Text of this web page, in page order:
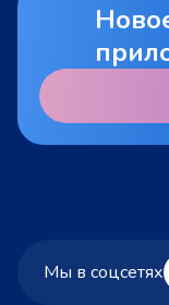
Мы в соцсетях